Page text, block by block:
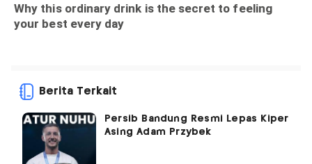
Berita Terkait
Persib Bandung Resmi Lepas Kiper
Asing Adam Przybek